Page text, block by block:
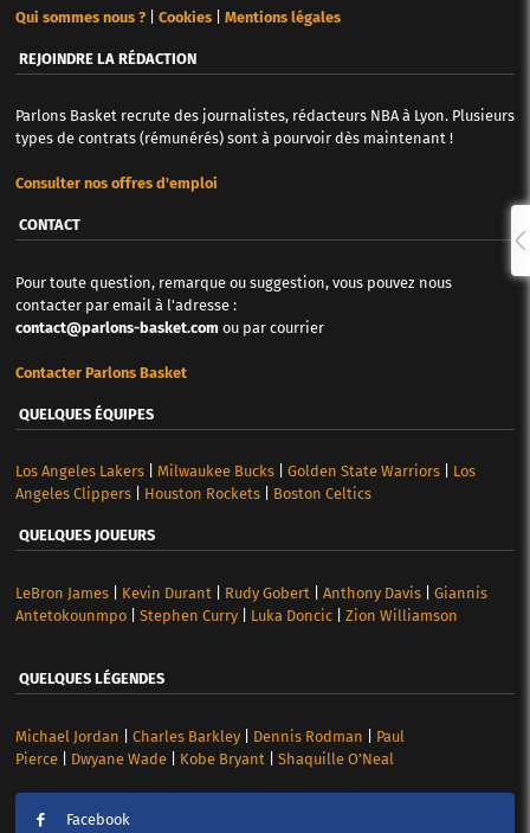
Qui sommes nous ?| Cookies| Mentions légales
REJOINDRE LA RÉDACTION
Parlons Basket recrute des journalistes, rédacteurs NBA à Lyon. Plusieurs
types de contrats (rémunérés) sont à pourvoir dès maintenant !
Consulter nos offres d'emploi
CONTACT
Pour toute question, remarque ou suggestion, vous pouvez nous
contacter par email à l'adresse :
contact@parlons-basket.com ou par courrier
Contacter Parlons Basket
QUELQUES ÉQUIPES
Los Angeles Lakers| Milwaukee Bucks| Golden State Warriors| Los
Angeles Clippers| Houston Rockets| Boston Celtics
QUELQUES JOUEURS
LeBron James| Kevin Durant Rudy Gobert Anthony Davis| Giannis
Antetokounmpo| Stephen Curry| Luka Doncic| Zion Williamson
QUELQUES LÉGENDES
Michael Jordan Charles Barkley| Dennis Rodman
Paul
Pierce| Dwyane Wade| Kobe Bryant Shaquille O’Neal
Facebook